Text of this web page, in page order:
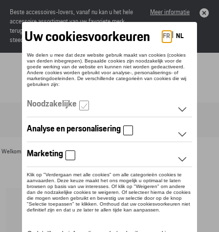
Beste accessoires-lovers, vanaf nu kan u het hele
accessoire assortiment van uw favoriete merk
terugvinden in de online catalogus. Deze kunnen
steeds besteld worden via uw dealer.
Meer informatie
Toggle navigation
Welkom >Voor u >Divers >